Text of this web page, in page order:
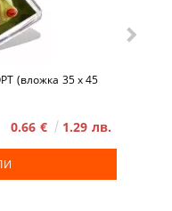
(вложка 35 x 45
0.66 € 1.29 лв.